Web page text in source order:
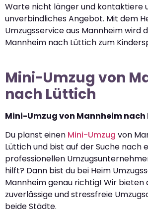
Warte nicht länger und kontaktiere
unverbindliches Angebot. Mit dem
Umzugsservice aus Mannheim wird
Mannheim nach Lüttich zum
Mini-Umzug von
nach Lüttich
Mini-Umzug von Mannheim
Du planst einen Mini-Umzug von
Lüttich und bist auf der Suche nach
professionellen
hilft? Dann bist du bei Heim
Mannheim genau richtig! Wir bieten
zuverlässige und stressfreie
beide Städte.